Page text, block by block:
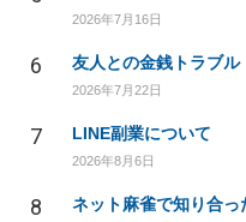
2026年7月16日
6 友人との金銭トラブル
2026年7月22日
7 LINE副業について
2026年8月6日
8